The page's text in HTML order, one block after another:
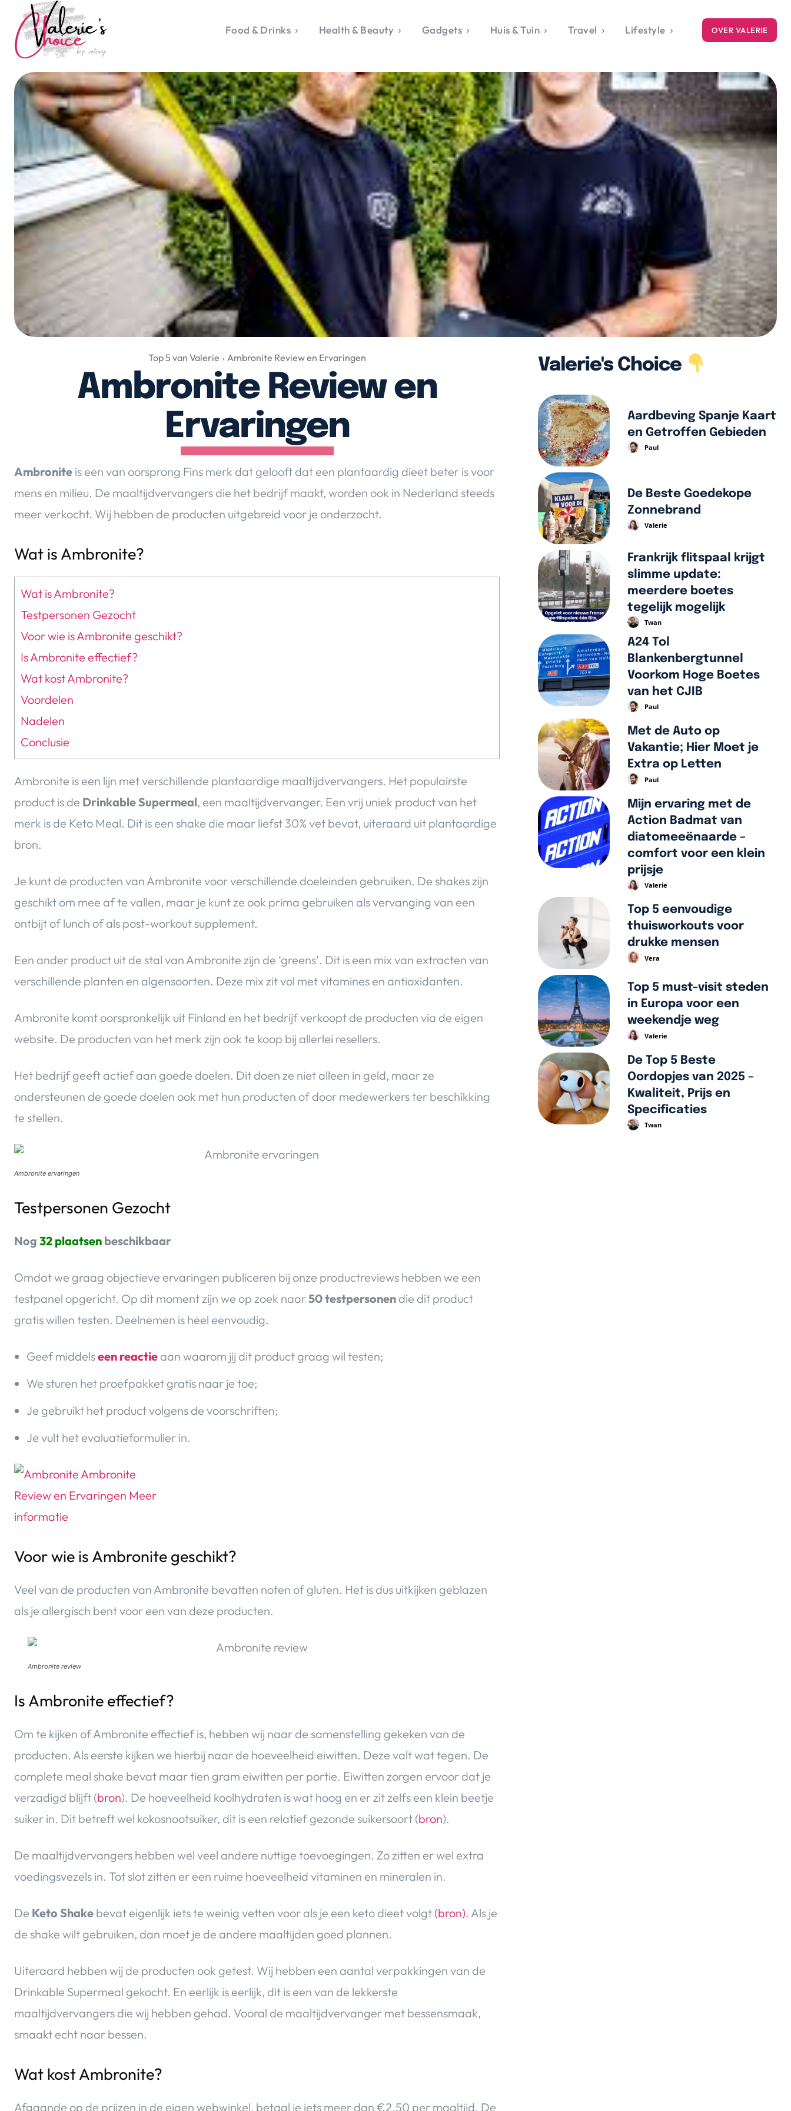
Travel & Culture
Food & Drinks
Happyness & Opmerkelijk
Lifestyle, Sport &
Duurzaamheid
Gadgets & Tech
Top 5 van Valerie
Health & Beauty
Huis & Tuin
Nieuws & Media
Over Valerie
De Top 5
Contact
Food & Drinks
Health & Beauty
Gadgets
Huis & TuinTravelLifestyle
Food & Drinks Health & Beauty Gadgets Huis & Tuin Travel Lifestyle OVER VALERIE
Top 5 van Valerie Ambronite Review en Ervaringen
Ambronite Review en
Ervaringen
Ambronite is een van oorsprong Fins merk dat gelooft dat een plantaardig dieet beter is voor
mens en milieu. De maaltijdvervangers die het bedrijf maakt, worden ook in Nederland steeds
meer verkocht. Wij hebben de producten uitgebreid voor je onderzocht.
Wat is Ambronite?
Wat is Ambronite?
Testpersonen Gezocht
Voor wie is Ambronite geschikt?
Is Ambronite effectief?
Wat kost Ambronite?
Voordelen
Nadelen
Conclusie
Ambronite is een lijn met verschillende plantaardige maaltijdvervangers. Het populairste
product is de Drinkable Supermeal, een maaltijdvervanger. Een vrij uniek product van het
merk is de Keto Meal. Dit is een shake die maar liefst 30% vet bevat, uiteraard uit plantaardige
bron.
Je kunt de producten van Ambronite voor verschillende doeleinden gebruiken. De shakes zijn
geschikt om mee af te vallen, maar je kunt ze ook prima gebruiken als vervanging van een
ontbijt of lunch of als post-workout supplement.
Een ander product uit de stal van Ambronite zijn de ‘greens’. Dit is een mix van extracten van
verschillende planten en algensoorten. Deze mix zit vol met vitamines en antioxidanten.
Ambronite komt oorspronkelijk uit Finland en het bedrijf verkoopt de producten via de eigen
website. De producten van het merk zijn ook te koop bij allerlei resellers.
Het bedrijf geeft actief aan goede doelen. Dit doen ze niet alleen in geld, maar ze
ondersteunen de goede doelen ook met hun producten of door medewerkers ter beschikking
te stellen.
Ambronite ervaringen
Testpersonen Gezocht
Nog 32 plaatsen beschikbaar
Omdat we graag objectieve ervaringen publiceren bij onze productreviews hebben we een
testpanel opgericht. Op dit moment zijn we op zoek naar50 testpersonen die dit product
gratis willen testen. Deelnemen is heel eenvoudig.
Geef middelseen reactie aan waarom jij dit product graag wil testen;
We sturen het proefpakket gratis naar je toe;
Je gebruikt het product volgens de voorschriften;
Je vult het evaluatieformulier in.
Voor wie is Ambronite geschikt?
Veel van de producten van Ambronite bevatten noten of gluten. Het is dus uitkijken geblazen
als je allergisch bent voor een van deze producten.
Ambronite review
Is Ambronite effectief?
Om te kijken of Ambronite effectief is, hebben wij naar de samenstelling gekeken van de
producten. Als eerste kijken we hierbij naar de hoeveelheid eiwitten. Deze valt wat tegen. De
complete meal shake bevat maar tien gram eiwitten per portie. Eiwitten zorgen ervoor dat je
verzadigd blijft (bron). De hoeveelheid koolhydraten is wat hoog en er zit zelfs een klein beetje
suiker in. Dit betreft wel kokosnootsuiker, dit is een relatief gezonde suikersoort (bron).
De maaltijdvervangers hebben wel veel andere nuttige toevoegingen. Zo zitten er wel extra
voedingsvezels in. Tot slot zitten er een ruime hoeveelheid vitaminen en mineralen in.
De Keto Shake bevat eigenlijk iets te weinig vetten voor als je een keto dieet volgt (bron). Als je
de shake wilt gebruiken, dan moet je de andere maaltijden goed plannen.
Uiteraard hebben wij de producten ook getest. Wij hebben een aantal verpakkingen van de
Drinkable Supermeal gekocht. En eerlijk is eerlijk, dit is een van de lekkerste
maaltijdvervangers die wij hebben gehad. Vooral de maaltijdvervanger met bessensmaak,
smaakt echt naar bessen.
Wat kost Ambronite?
Afgaande op de prijzen in de eigen webwinkel, betaal je iets meer dan €2.50 per maaltijd. De
Valerie's Choice
Aardbeving Spanje Kaart
en Getroffen Gebieden
Paul
De Beste Goedekope
Zonnebrand
Valerie
Frankrijk flitspaal krijgt
slimme update:
meerdere boetes
tegelijk mogelijk
Twan
A24 Tol
Blankenbergtunnel
Voorkom Hoge Boetes
van het CJIB
Paul
Met de Auto op
Vakantie; Hier Moet je
Extra op Letten
Paul
Mijn ervaring met de
Action Badmat van
diatomeeënaarde –
comfort voor een klein
prijsje
Valerie
Top 5 eenvoudige
thuisworkouts voor
drukke mensen
Vera
Top 5 must-visit steden
in Europa voor een
weekendje weg
Valerie
De Top 5 Beste
Oordopjes van 2025 –
Kwaliteit, Prijs en
Specificaties
Twan